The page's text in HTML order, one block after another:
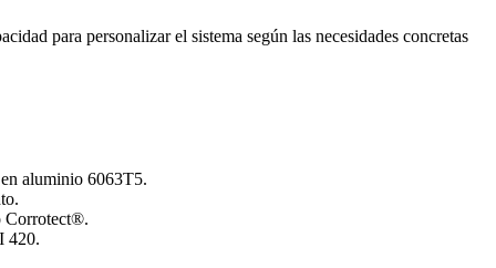
para personalizar el sistema según las necesidades concretas
aluminio 6063T5.
Corrotect®.
420.